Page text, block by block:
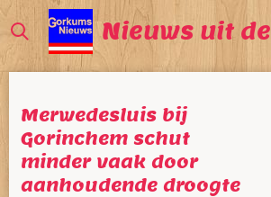
Ga
direct
naar
de
hoofdinhoud
Nieuws uit de
Merwedesluis bij
Gorinchem schut
minder vaak door
aanhoudende droogte